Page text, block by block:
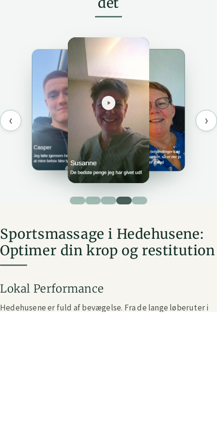
‹ ›
Sportsmassage i Hedehusene:
Optimer din krop og restitution
Lokal Performance
Hedehusene er fuld af bevægelse. Fra de lange løberuter i